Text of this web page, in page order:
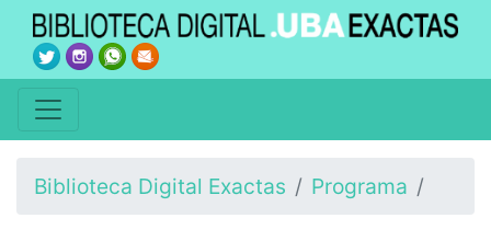
Biblioteca Digital Exactas Programa